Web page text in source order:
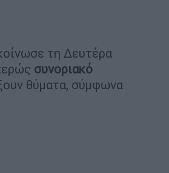
τη Δευτέρα
συνοριακό
θύματα, σύμφωνα